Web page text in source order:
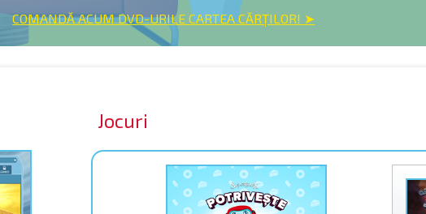
COMANDĂ ACUM DVD-URILE CARTEA CĂRȚILOR! ➤
Jocuri